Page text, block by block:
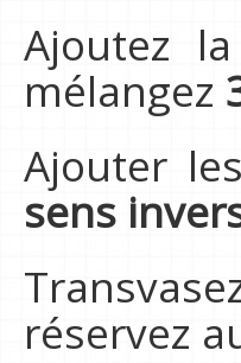
Ajoutez
mélangez
Ajouter
sens
réservez